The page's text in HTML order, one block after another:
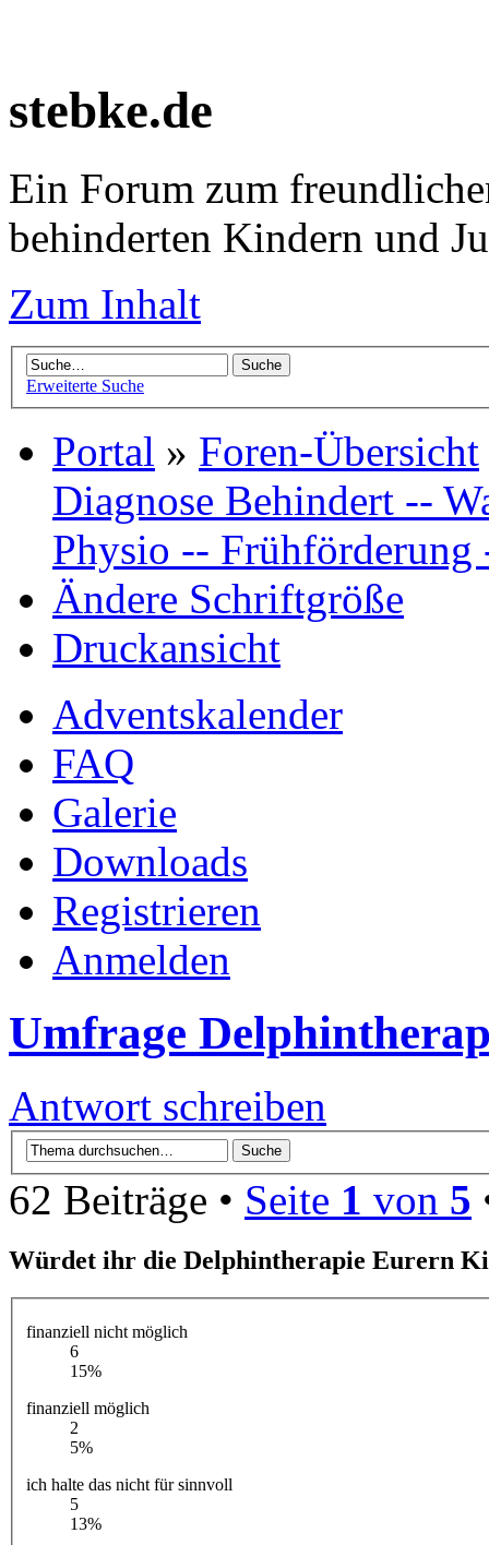
stebke.de
Ein Forum zum
behinderten Kindern und
Zum Inhalt
Erweiterte Suche
Portal » Foren-Übersicht
Diagnose Behindert --
Physio -- Frühförderung
Ändere Schriftgröße
Druckansicht
Adventskalender
FAQ
Galerie
Downloads
Registrieren
Anmelden
Umfrage
Antwort schreiben
62 Beiträge • Seite 1 von 5
Würdet ihr die Delphintherapie Eurern
finanziell nicht möglich
6
15%
finanziell möglich
2
5%
ich halte das nicht für sinnvoll
5
13%